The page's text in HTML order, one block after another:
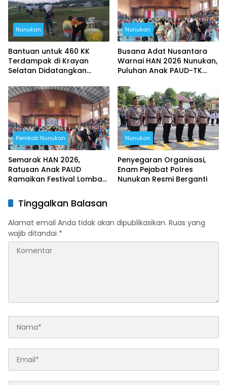
Nunukan
Bantuan untuk 460 KK
Terdampak di Krayan
Selatan Didatangkan
Nunukan
Busana Adat Nusantara
Warnai HAN 2026 Nunukan,
Puluhan Anak PAUD-TK
Pemkab Nunukan
Semarak HAN 2026,
Ratusan Anak PAUD
Ramaikan Festival Lomba
Nunukan
Penyegaran Organisasi,
Enam Pejabat Polres
Nunukan Resmi Berganti
Tinggalkan Balasan
Alamat email Anda tidak akan dipublikasikan. Ruas yang
wajib ditandai *